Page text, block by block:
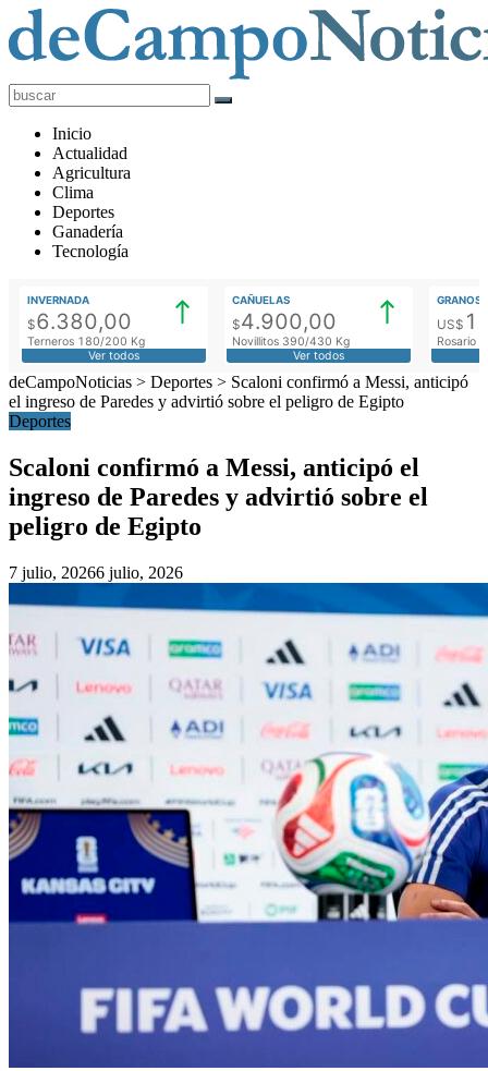
deCampoNoticias
Actualidad
Agropecuaria
Inicio
Actualidad
Agricultura
Clima
Deportes
Ganadería
Tecnología
INVERNADA
$6.380,00
Terneros 180/200 Kg
Ver todos
CAÑUELAS
$4.900,00
Novillitos 390/430 Kg
Ver todos
GRANOS
US$
Rosario
deCampoNoticias > Deportes > Scaloni confirmó a Messi, anticipó
el ingreso de Paredes y advirtió sobre el peligro de Egipto
Deportes
Scaloni confirmó a Messi, anticipó el
ingreso de Paredes y advirtió sobre el
peligro de Egipto
7 julio, 20266 julio, 2026